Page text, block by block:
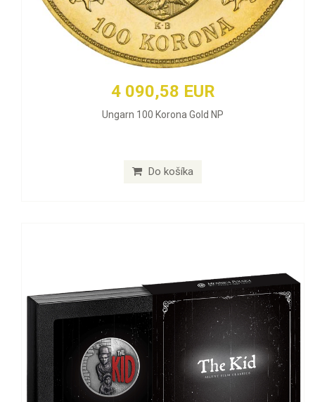
4 090,58 EUR
Ungarn 100 Korona Gold NP
Do košíka